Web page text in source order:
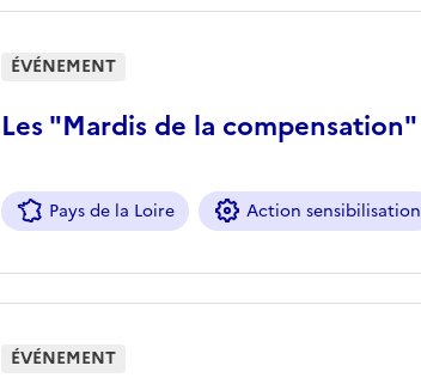
Les "Mardis de la compensation"
ÉVÉNEMENT
Pays de la Loire Action sensibilisation
ÉVÉNEMENT